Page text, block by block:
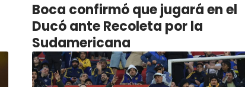
Boca confirmó que jugará en el
Ducó ante Recoleta por la
Sudamericana